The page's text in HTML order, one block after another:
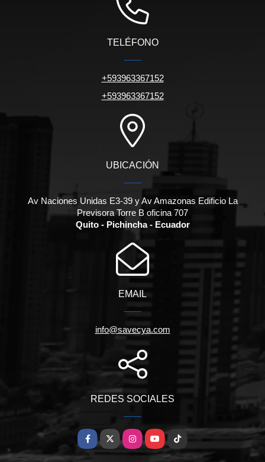
TELÉFONO
+593963367152
+593963367152
UBICACIÓN
Av Naciones Unidas E3-39 y Av Amazonas Edificio La
Previsora Torre B oficina 707
Quito - Pichincha - Ecuador
EMAIL
info@savecya.com
REDES SOCIALES
Facebook
X InstagramYouTubeTikTok